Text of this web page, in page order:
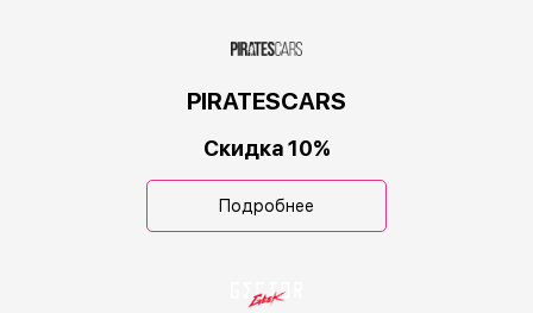
PIRATESCARS
Скидка 10%
Подробнее